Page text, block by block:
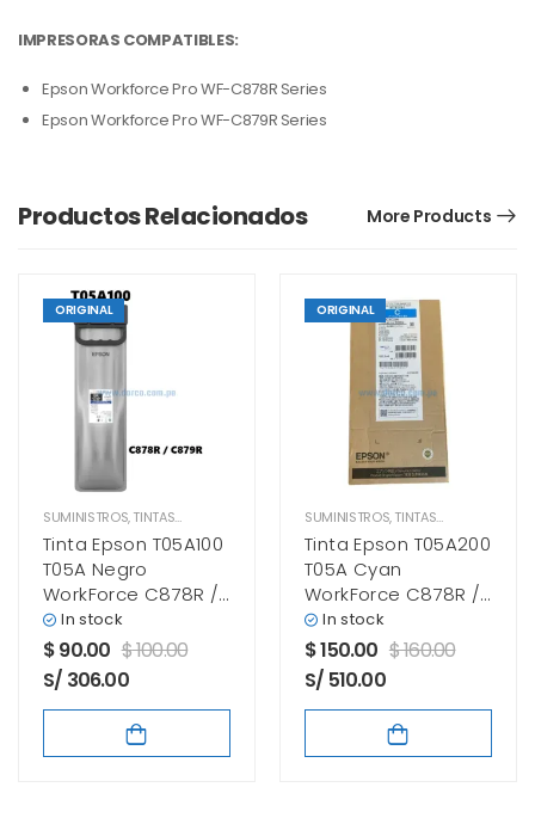
IMPRESORAS COMPATIBLES:
Epson Workforce Pro WF-C878R Series
Epson Workforce Pro WF-C879R Series
Productos Relacionados More Products
ORIGINAL
SUMINISTROS,TINTAS EPSON
Tinta Epson T05A100
T05A Negro
WorkForce C878R /
C879R Original
In stock
$90.00 $100.00
S/ 306.00
ORIGINAL
SUMINISTROS,TINTAS EPSON
Tinta Epson T05A200
T05A Cyan
WorkForce C878R /
C879R Original
In stock
$150.00 $160.00
S/ 510.00